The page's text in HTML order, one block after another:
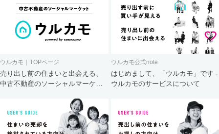
ウルカモ｜TOPページ
売り出し前の住まいと出会える、
中古不動産のソーシャルマーケッ
ウルカモ公式note
はじめまして、「ウルカモ」です -
ウルカモのサービスについて